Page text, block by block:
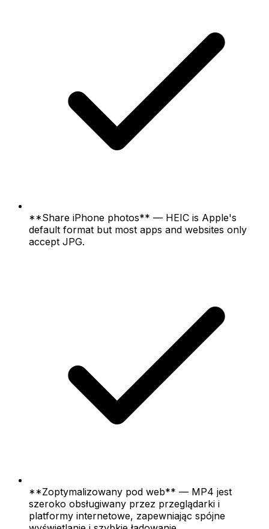
**Share iPhone photos** — HEIC is Apple's
default format but most apps and websites only
accept JPG.
**Zoptymalizowany pod web** — MP4 jest
szeroko obsługiwany przez przeglądarki i
platformy internetowe, zapewniając spójne